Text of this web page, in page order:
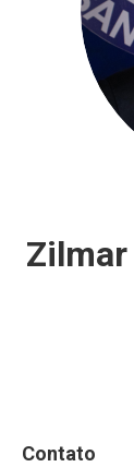
Contato